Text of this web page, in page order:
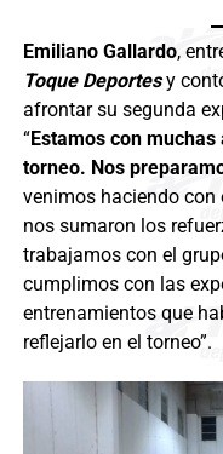
Emiliano Gallardo,
Toque Deportesy
afrontar su segunda
“Estamos con
torneo. Nos
venimos haciendo con
nos sumaron los
trabajamos con el
cumplimos con las
entrenamientos que
reflejarlo en el torneo”.